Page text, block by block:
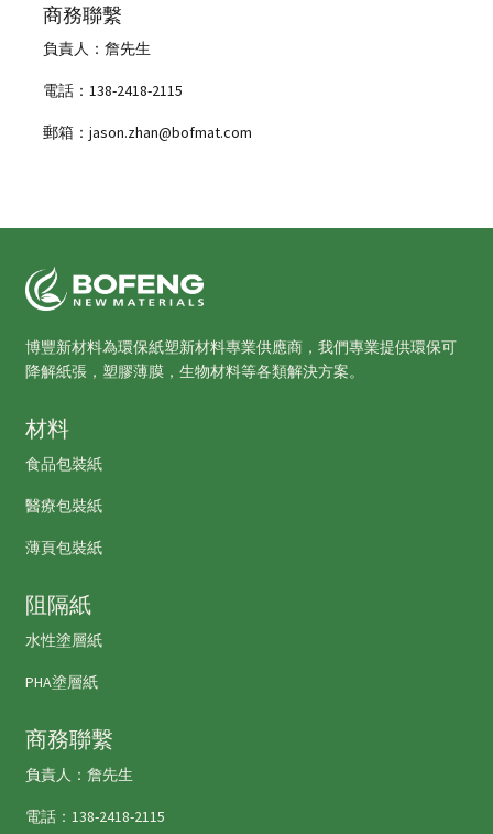
商務聯繫
負責人：詹先生
電話：138-2418-2115
郵箱：jason.zhan@bofmat.com
博豐新材料為環保紙塑新材料專業供應商，我們專業提供環保可
降解紙張，塑膠薄膜，生物材料等各類解決方案。
材料
食品包裝紙
醫療包裝紙
薄頁包裝紙
阻隔紙
水性塗層紙
PHA塗層紙
商務聯繫
負責人：詹先生
電話：138-2418-2115